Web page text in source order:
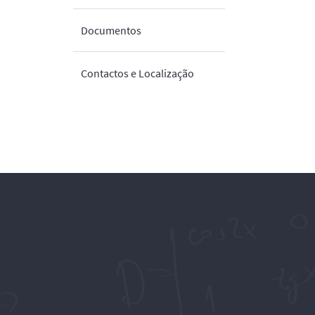
Documentos
Contactos e Localização